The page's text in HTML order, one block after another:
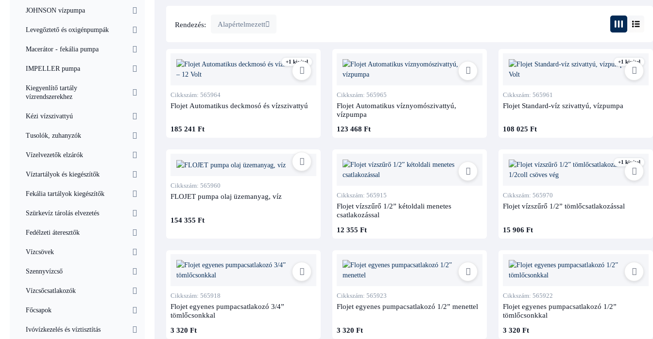
JOHNSON vízpumpa
Levegőztető és oxigénpumpák
Macerátor - fekália pumpa
IMPELLER pumpa
Kiegyenlítő tartály
vízrendszerekhez
Kézi vízszivattyú
Tusolók, zuhanyzók
Vízelvezetők elzárók
Víztartályok és kiegészítők
Fekália tartályok kiegészítők
Szürkevíz tárolás elvezetés
Fedélzeti áteresztők
Vízcsövek
Szennyvízcső
Vízcsőcsatlakozók
Főcsapok
Ivóvízkezelés és víztisztítás
Rendezés: Alapértelmezett
+1 kivitel
Cikkszám: 565964
Flojet Automatikus deckmosó és vízszivattyú
185 241 Ft
Cikkszám: 565965
Flojet Automatikus víznyomószivattyú,
vízpumpa
123 468 Ft
+1 kivitel
Cikkszám: 565961
Flojet Standard-víz szivattyú, vízpumpa
108 025 Ft
Cikkszám: 565960
FLOJET pumpa olaj üzemanyag, víz
154 355 Ft
Cikkszám: 565915
Flojet vízszűrő 1/2” kétoldali menetes
csatlakozással
12 355 Ft
+1 kivitel
Cikkszám: 565970
Flojet vízszűrő 1/2” tömlőcsatlakozással
15 906 Ft
Cikkszám: 565918
Flojet egyenes pumpacsatlakozó 3/4”
tömlőcsonkkal
3 320 Ft
Cikkszám: 565923
Flojet egyenes pumpacsatlakozó 1/2” menettel
3 320 Ft
Cikkszám: 565922
Flojet egyenes pumpacsatlakozó 1/2”
tömlőcsonkkal
3 320 Ft